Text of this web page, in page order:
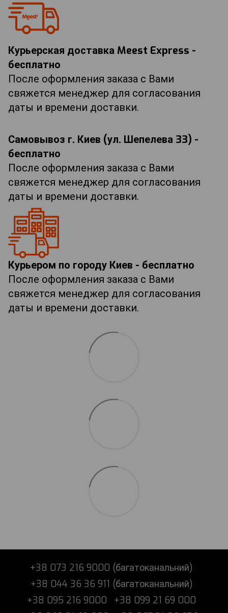
Курьерская доставка Meest Express -
бесплатно
После оформления заказа с Вами
свяжется менеджер для согласования
даты и времени доставки.
Самовывоз г. Киев (ул. Шепелева 33) -
бесплатно
После оформления заказа с Вами
свяжется менеджер для согласования
даты и времени доставки.
Курьером по городу Киев - бесплатно
После оформления заказа с Вами
свяжется менеджер для согласования
даты и времени доставки.
+38 073 216 9000 (багатоканальний)
+38 044 36 36 911 (багатоканальний)
+38 095 216 9000
+38 099 21 69 000